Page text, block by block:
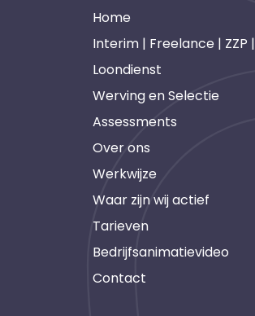
Home
Interim | Freelance | ZZP |
Loondienst
Werving en Selectie
Assessments
Over ons
Werkwijze
Waar zijn wij actief
Tarieven
Bedrijfsanimatievideo
Contact